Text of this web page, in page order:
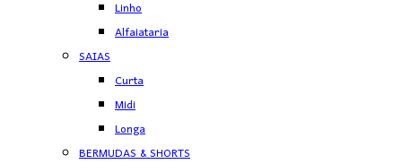
Linho
Alfaiataria
SAIAS
Curta
Midi
Longa
BERMUDAS & SHORTS